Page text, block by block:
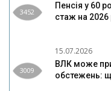
3452
Пенсія у 60
стаж на 2026
3009
15.07.2026
ВЛК може
обстежень: